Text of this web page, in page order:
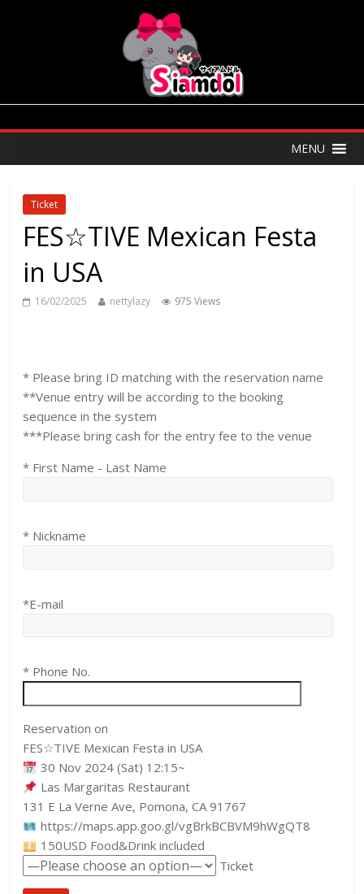
MENU
Ticket
FES☆TIVE Mexican Festa
in USA
16/02/2025 nettylazy 975 Views
* Please bring ID matching with the reservation name
**Venue entry will be according to the booking
sequence in the system
***Please bring cash for the entry fee to the venue
* First Name - Last Name
* Nickname
*E-mail
* Phone No.
Reservation on
FES☆TIVE Mexican Festa in USA
30 Nov 2024 (Sat) 12:15~
Las Margaritas Restaurant
131 E La Verne Ave, Pomona, CA 91767
https://maps.app.goo.gl/vgBrkBCBVM9hWgQT8
150USD Food&Drink included
Ticket